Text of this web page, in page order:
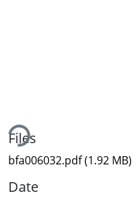
Files
bfa006032.pdf(1.92 MB)
Date